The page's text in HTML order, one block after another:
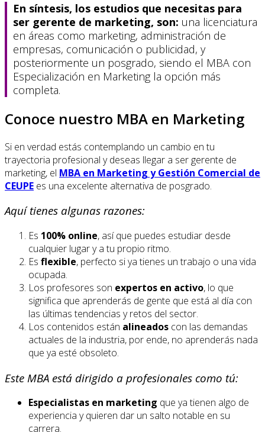
En síntesis, los estudios que necesitas para
ser gerente de marketing, son: una licenciatura
en áreas como marketing, administración de
empresas, comunicación o publicidad, y
posteriormente un posgrado, siendo el MBA con
Especialización en Marketing la opción más
completa.
Conoce nuestro MBA en Marketing
Si en verdad estás contemplando un cambio en tu
trayectoria profesional y deseas llegar a ser gerente de
marketing, el MBA en Marketing y Gestión Comercial de
CEUPE es una excelente alternativa de posgrado.
Aquí tienes algunas razones:
Es 100% online, así que puedes estudiar desde
cualquier lugar y a tu propio ritmo.
Es flexible, perfecto si ya tienes un trabajo o una vida
ocupada.
Los profesores son expertos en activo, lo que
significa que aprenderás de gente que está al día con
las últimas tendencias y retos del sector.
Los contenidos están alineados con las demandas
actuales de la industria, por ende, no aprenderás nada
que ya esté obsoleto.
Este MBA está dirigido a profesionales como tú:
Especialistas en marketing que ya tienen algo de
experiencia y quieren dar un salto notable en su
carrera.